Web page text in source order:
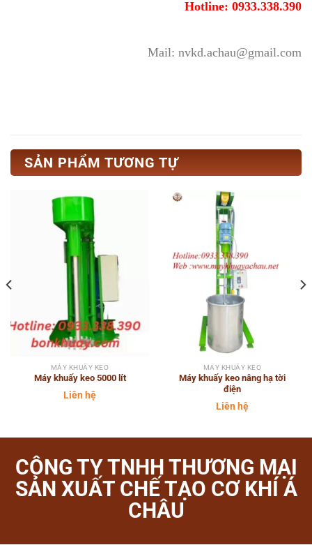
Hotline: 0933.338.390
Mail: nvkd.achau@gmail.com
SẢN PHẨM TƯƠNG TỰ
MÁY KHUẤY KEO
Máy khuấy keo 5000 lít
Liên hệ
MÁY KHUẤY KEO
Máy khuấy keo nâng hạ tời
điện
Liên hệ
CÔNG TY TNHH THƯƠNG MẠI
SẢN XUẤT CHẾ TẠO CƠ KHÍ Á
CHÂU